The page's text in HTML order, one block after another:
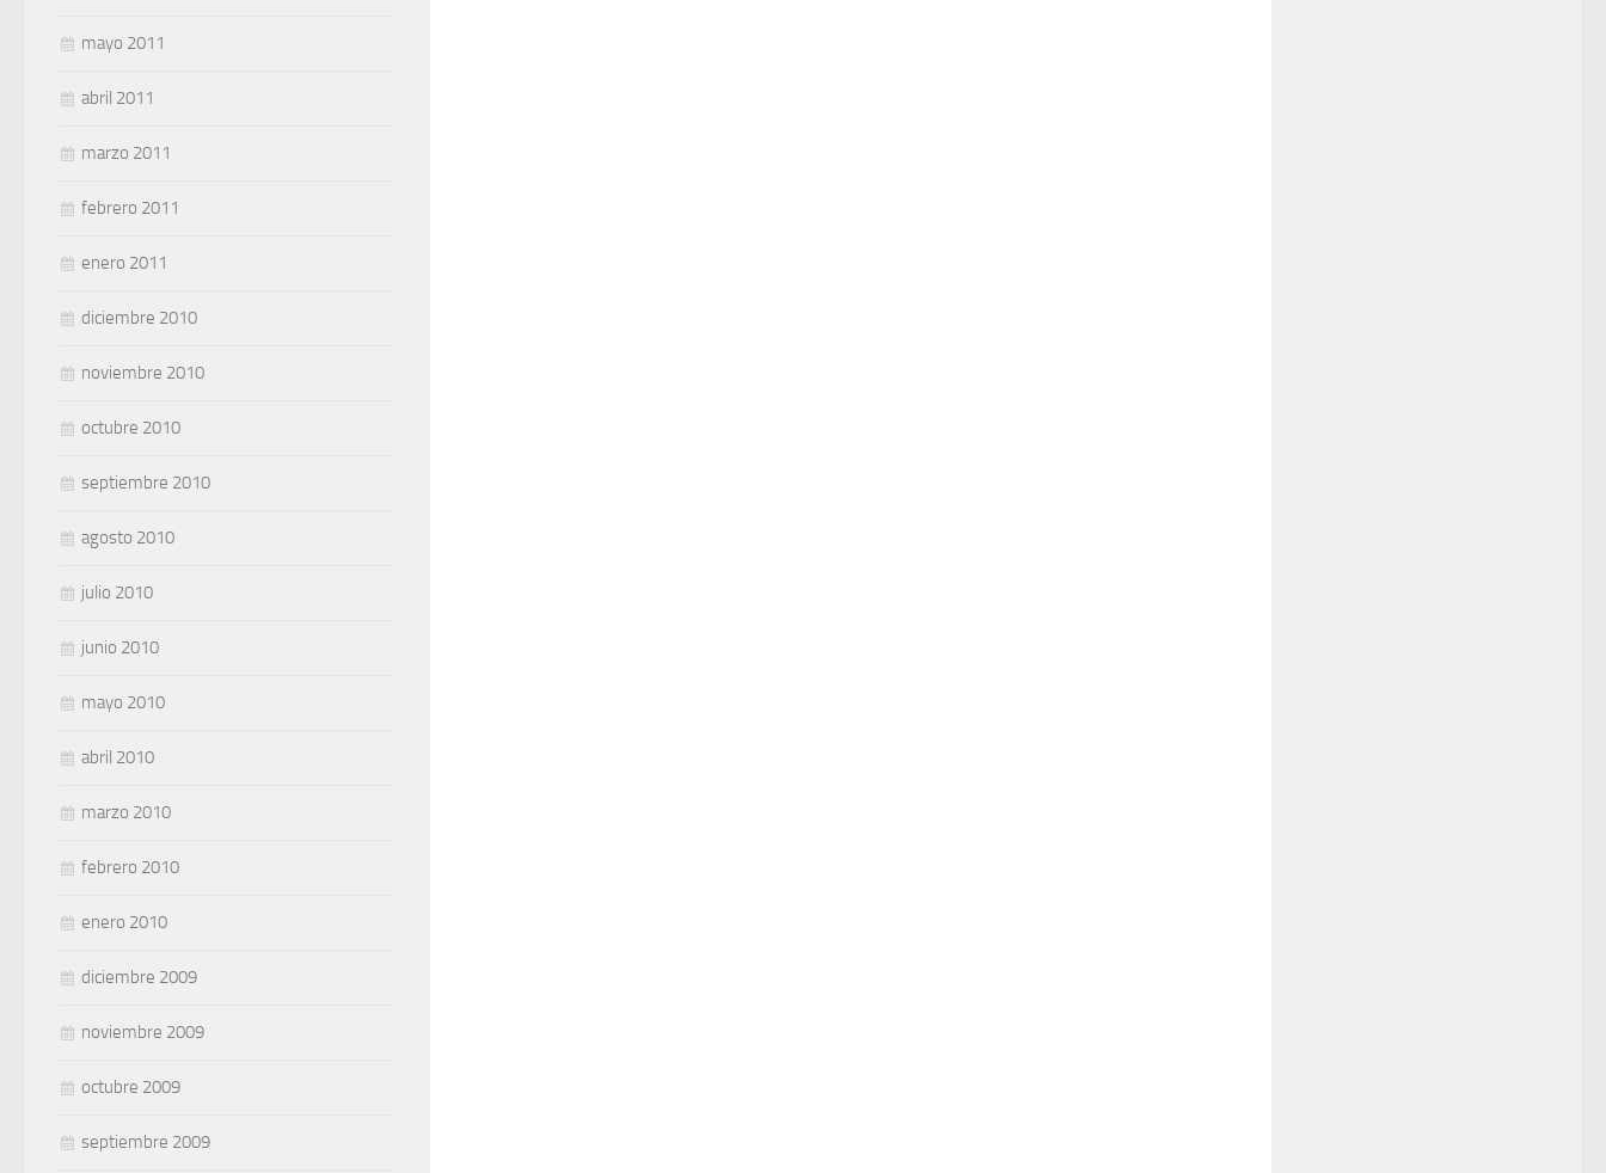
mayo 2011
abril 2011
marzo 2011
febrero 2011
enero 2011
diciembre 2010
noviembre 2010
octubre 2010
septiembre 2010
agosto 2010
julio 2010
junio 2010
mayo 2010
abril 2010
marzo 2010
febrero 2010
enero 2010
diciembre 2009
noviembre 2009
octubre 2009
septiembre 2009